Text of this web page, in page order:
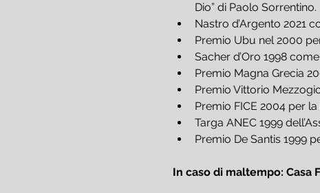
Dio” di Paolo Sorrentino.
Nastro d’Argento 2021
Premio Ubu nel 2000
Sacher d’Oro 1998
Premio Magna Grecia
Premio Vittorio
Premio FICE 2004 per
Targa ANEC 1999
Premio De Santis 1999
In caso di maltempo: Casa